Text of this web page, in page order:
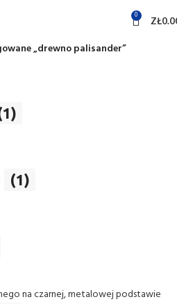
0 ZŁ
„drewno palisander”
(1)